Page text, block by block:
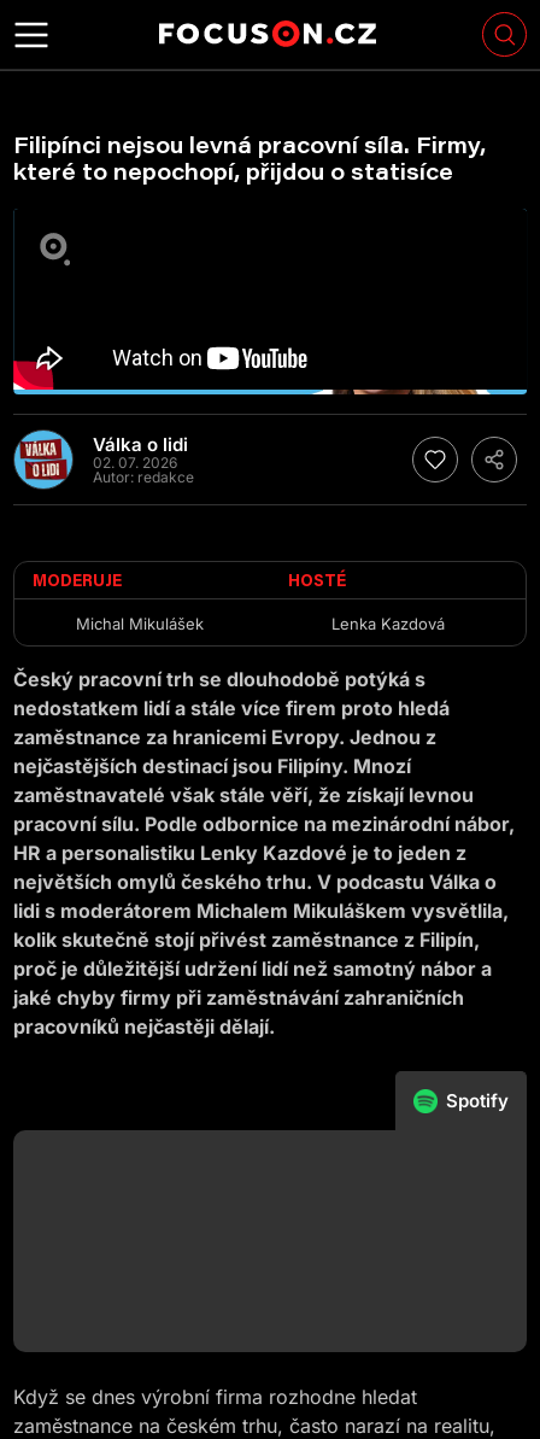
Filipínci nejsou levná pracovní síla. Firmy,
které to nepochopí, přijdou o statisíce
Válka o lidi
02. 07. 2026
Autor: redakce
MODERUJE
Michal Mikulášek
HOSTÉ
Lenka Kazdová
Český pracovní trh se dlouhodobě potýká s
nedostatkem lidí a stále více firem proto hledá
zaměstnance za hranicemi Evropy. Jednou z
nejčastějších destinací jsou Filipíny. Mnozí
zaměstnavatelé však stále věří, že získají levnou
pracovní sílu. Podle odbornice na mezinárodní nábor,
HR a personalistiku Lenky Kazdové je to jeden z
největších omylů českého trhu. V podcastu Válka o
lidi s moderátorem Michalem Mikuláškem vysvětlila,
kolik skutečně stojí přivést zaměstnance z Filipín,
proč je důležitější udržení lidí než samotný nábor a
jaké chyby firmy při zaměstnávání zahraničních
pracovníků nejčastěji dělají.
Spotify
Když se dnes výrobní firma rozhodne hledat
zaměstnance na českém trhu, často narazí na realitu,